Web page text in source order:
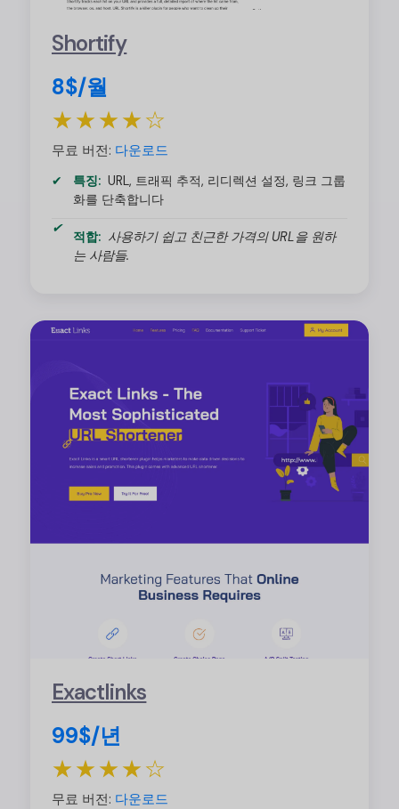
Shortify
8$/월
★★★★☆
무료 버전: 다운로드
특징: URL, 트래픽 추적, 리디렉션 설정, 링크 그룹
화를 단축합니다
적합: 사용하기 쉽고 친근한 가격의 URL을 원하
는 사람들.
Exactlinks
99$/년
★★★★☆
무료 버전: 다운로드